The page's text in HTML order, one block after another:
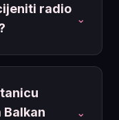
radio
⌄
Balkan
⌄